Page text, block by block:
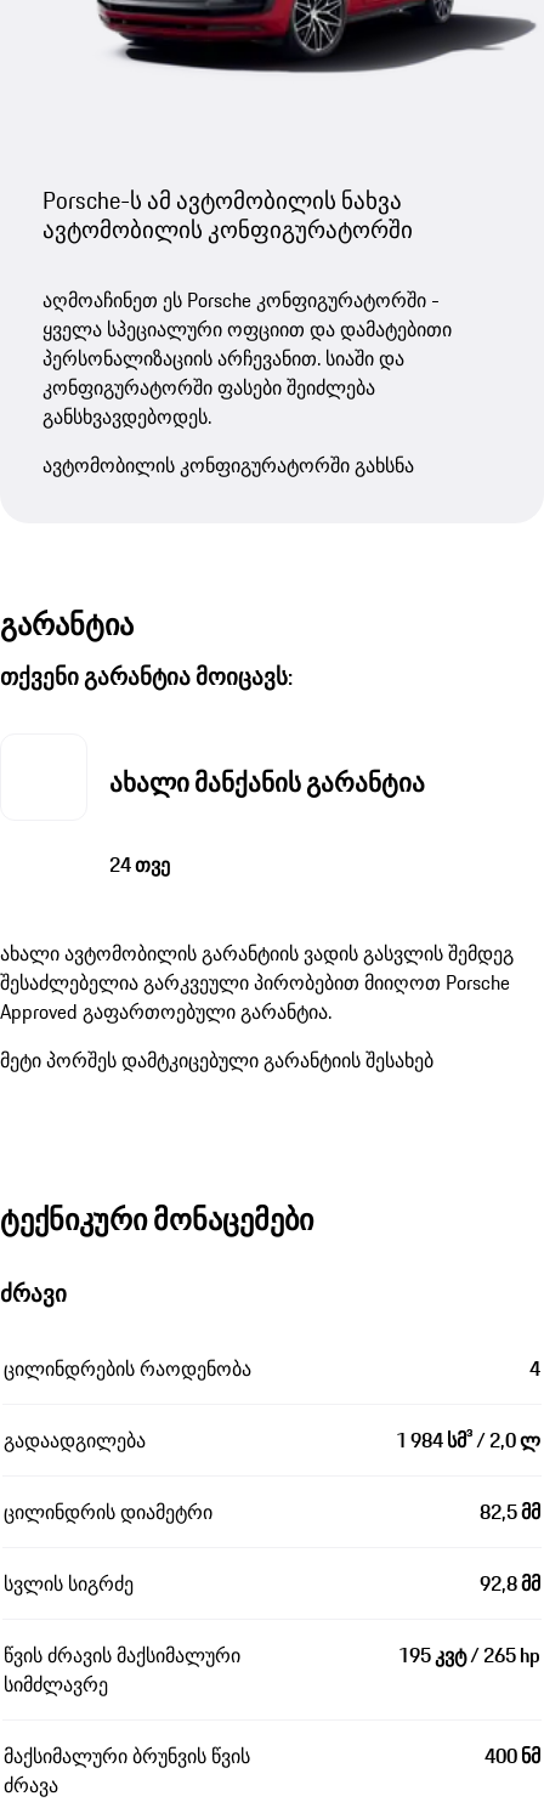
Porsche-ს ამ ავტომობილის ნახვა
ავტომობილის კონფიგურატორში
აღმოაჩინეთ ეს Porsche კონფიგურატორში -
ყველა სპეციალური ოფციით და დამატებითი
პერსონალიზაციის არჩევანით. სიაში და
კონფიგურატორში ფასები შეიძლება
განსხვავდებოდეს.
ავტომობილის კონფიგურატორში გახსნა
გარანტია
თქვენი გარანტია მოიცავს:
ახალი მანქანის გარანტია
24 თვე
ახალი ავტომობილის გარანტიის ვადის გასვლის შემდეგ
შესაძლებელია გარკვეული პირობებით მიიღოთ Porsche
Approved გაფართოებული გარანტია.
მეტი პორშეს დამტკიცებული გარანტიის შესახებ
ტექნიკური მონაცემები
ძრავი
ცილინდრების რაოდენობა 4
გადაადგილება 1 984 სმ³ / 2,0 ლ
ცილინდრის დიამეტრი 82,5 მმ
სვლის სიგრძე 92,8 მმ
წვის ძრავის მაქსიმალური
სიმძლავრე
195 კვტ / 265 hp
მაქსიმალური ბრუნვის წვის
ძრავა
400 ნმ